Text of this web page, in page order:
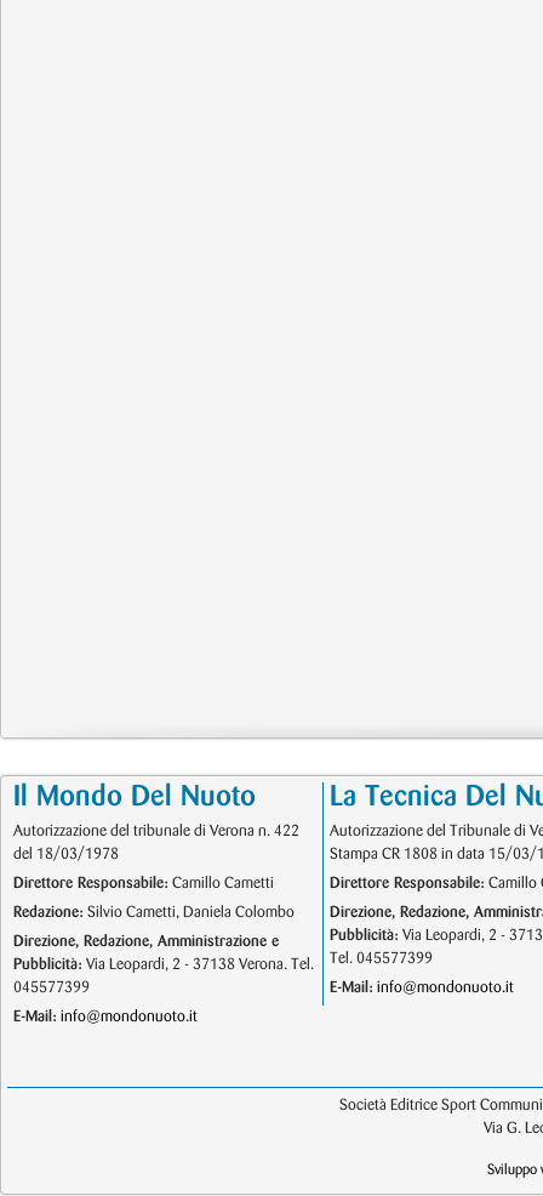
Il Mondo Del Nuoto
Autorizzazione del tribunale di Verona n. 422
del 18/03/1978
Direttore Responsabile: Camillo Cametti
Redazione: Silvio Cametti, Daniela Colombo
Direzione, Redazione, Amministrazione e
Pubblicità: Via Leopardi, 2 - 37138 Verona. Tel.
045577399
E-Mail: info@mondonuoto.it
La Tecnica Del
Autorizzazione del Tribunale di
Stampa CR 1808 in data 15/03/
Direttore Responsabile: Camillo
Direzione, Redazione,
Pubblicità: Via Leopardi, 2 -
Tel. 045577399
E-Mail: info@mondonuoto.it
Società Editrice Sport
Via G.
Sviluppo